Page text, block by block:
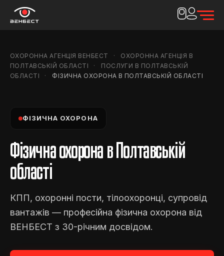
ОХОРОННА АГЕНЦІЯ ВЕНБЕСТ
ОХОРОННА АГЕНЦІЯ В
ПОЛТАВСЬКІЙ ОБЛАСТІ
ПОСЛУГИ В ПОЛТАВСЬКІЙ
ОБЛАСТІ
ФІЗИЧНА ОХОРОНА В ПОЛТАВСЬКІЙ ОБЛАСТІ
ФІЗИЧНА ОХОРОНА
Фізична охорона в Полтавській
області
КПП, охоронні пости, тілоохоронці, супровід
вантажів — професійна фізична охорона від
ВЕНБЕСТ з 30-річним досвідом.